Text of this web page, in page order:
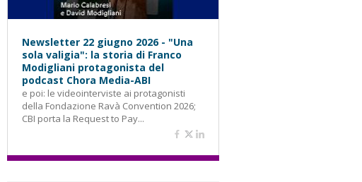
Newsletter 22 giugno 2026 - "Una
sola valigia": la storia di Franco
Modigliani protagonista del
podcast Chora Media-ABI
e poi: le videointerviste ai protagonisti
della Fondazione Ravà Convention 2026;
CBI porta la Request to Pay...